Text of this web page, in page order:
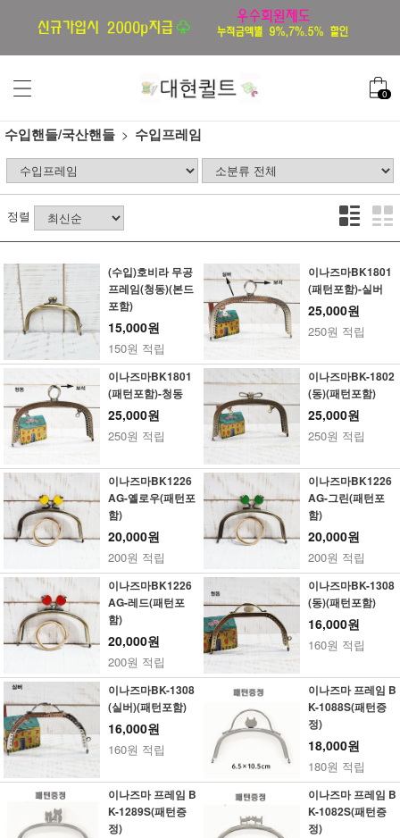
0
수입핸들/국산핸들 수입프레임
정렬
(수입)호비라 무공
프레임(청동)(본드
포함)
15,000원
150원 적립
이나즈마BK1801
(패턴포함)-실버
25,000원
250원 적립
이나즈마BK1801
(패턴포함)-청동
25,000원
250원 적립
이나즈마BK-1802
(동)(패턴포함)
25,000원
250원 적립
이나즈마BK1226
AG-옐로우(패턴포
함)
20,000원
200원 적립
이나즈마BK1226
AG-그린(패턴포
함)
20,000원
200원 적립
이나즈마BK1226
AG-레드(패턴포
함)
20,000원
200원 적립
이나즈마BK-1308
(동)(패턴포함)
16,000원
160원 적립
이나즈마BK-1308
(실버)(패턴포함)
16,000원
160원 적립
이나즈마 프레임 B
K-1088S(패턴증
정)
18,000원
180원 적립
이나즈마 프레임 B
K-1289S(패턴증
정)
이나즈마 프레임 B
K-1082S(패턴증
정)